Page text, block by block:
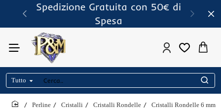
Spedizione Gratuita con 50€ di
Spesa
Tutto
Cerca..
Perline Cristalli Cristalli Rondelle Cristalli Rondelle 6 mm